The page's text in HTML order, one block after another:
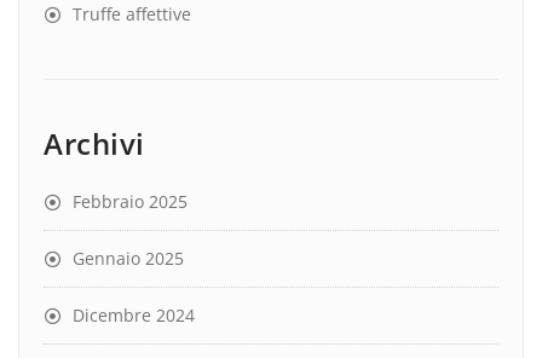
Truffe affettive
Archivi
Febbraio 2025
Gennaio 2025
Dicembre 2024